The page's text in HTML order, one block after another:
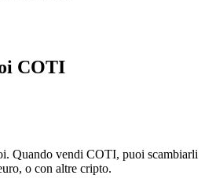
COTI
Quando vendi COTI, puoi scambiarli
o con altre cripto.